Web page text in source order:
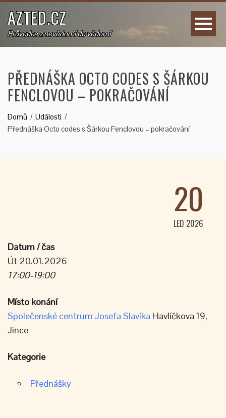
AZTED.CZ
Průvodce z nevědomí do vědomí
PŘEDNÁŠKA OCTO CODES S ŠÁRKOU
FENCLOVOU – POKRAČOVÁNÍ
Domů
Události
Přednáška Octo codes s Šárkou Fenclovou – pokračování
20
LED 2026
Datum / čas
Út 20.01.2026
17:00-19:00
Místo konání
Společenské centrum Josefa Slavíka Havlíčkova 19,
Jince
Kategorie
Přednášky